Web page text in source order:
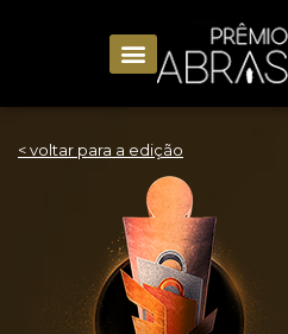
< voltar para a edição